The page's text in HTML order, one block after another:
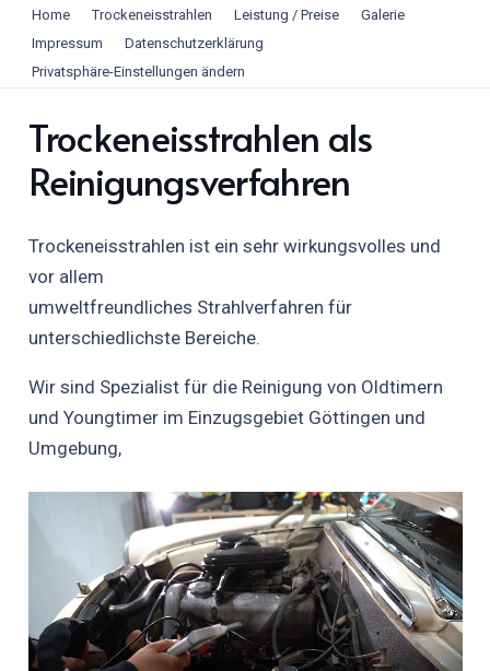
Home Trockeneisstrahlen Leistung / Preise
Galerie
Impressum
Datenschutzerklärung
Privatsphäre-Einstellungen ändern
Trockeneisstrahlen als
Reinigungsverfahren
Trockeneisstrahlen ist ein sehr wirkungsvolles und
vor allem
umweltfreundliches Strahlverfahren für
unterschiedlichste Bereiche.
Wir sind Spezialist für die Reinigung von Oldtimern
und Youngtimer im Einzugsgebiet Göttingen und
Umgebung,